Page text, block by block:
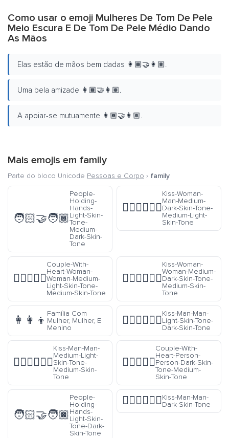
Como usar o emoji Mulheres De Tom De Pele
Meio Escura E De Tom De Pele Médio Dando
As Mãos
Elas estão de mãos bem dadas 👩🏾‍🤝‍👩🏽.
Uma bela amizade 👩🏾‍🤝‍👩🏽.
A apoiar-se mutuamente 👩🏾‍🤝‍👩🏽.
Mais emojis em family
Parte do bloco Unicode Pessoas e Corpo › family
🧑🏻‍🤝‍🧑🏾
People-
Holding-
Hands-
Light-Skin-
Tone-
Medium-
Dark-Skin-
Tone
👩🏾‍❤️‍💋‍👨🏼
Kiss-Woman-
Man-Medium-
Dark-Skin-Tone-
Medium-Light-
Skin-Tone
👩🏼‍❤️‍👩🏽
Couple-With-
Heart-Woman-
Woman-Medium-
Light-Skin-Tone-
Medium-Skin-Tone
👩🏾‍❤️‍💋‍👩🏽
Kiss-Woman-
Woman-Medium-
Dark-Skin-Tone-
Medium-Skin-
Tone
👩‍👩‍👦
Família Com
Mulher, Mulher, E
Menino
👨🏻‍❤️‍💋‍👨🏿
Kiss-Man-Man-
Light-Skin-Tone-
Dark-Skin-Tone
👨🏼‍❤️‍💋‍👨🏽
Kiss-Man-Man-
Medium-Light-
Skin-Tone-
Medium-Skin-
Tone
🧑🏿‍❤️‍🧑🏽
Couple-With-
Heart-Person-
Person-Dark-Skin-
Tone-Medium-
Skin-Tone
🧑🏻‍🤝‍🧑🏿
People-
Holding-
Hands-
Light-Skin-
Tone-Dark-
Skin-Tone
👨🏿‍❤️‍💋‍👨🏿Kiss-Man-Man-
Dark-Skin-Tone